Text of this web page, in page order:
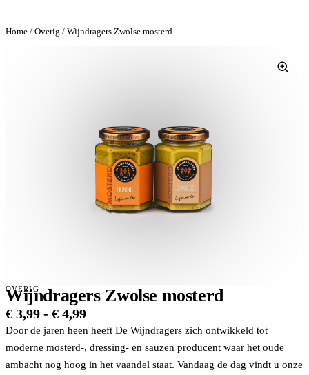
Home / Overig / Wijndragers Zwolse mosterd
OVERIG
Wijndragers Zwolse mosterd
€ 3,99 - € 4,99Prijsklasse:
€ 3,99
tot
€ 4,99
Door de jaren heen heeft De Wijndragers zich ontwikkeld tot
moderne mosterd-, dressing- en sauzen producent waar het oude
ambacht nog hoog in het vaandel staat. Vandaag de dag vindt u onze